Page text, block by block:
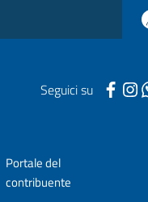
Seguici su
Portale del
contribuente